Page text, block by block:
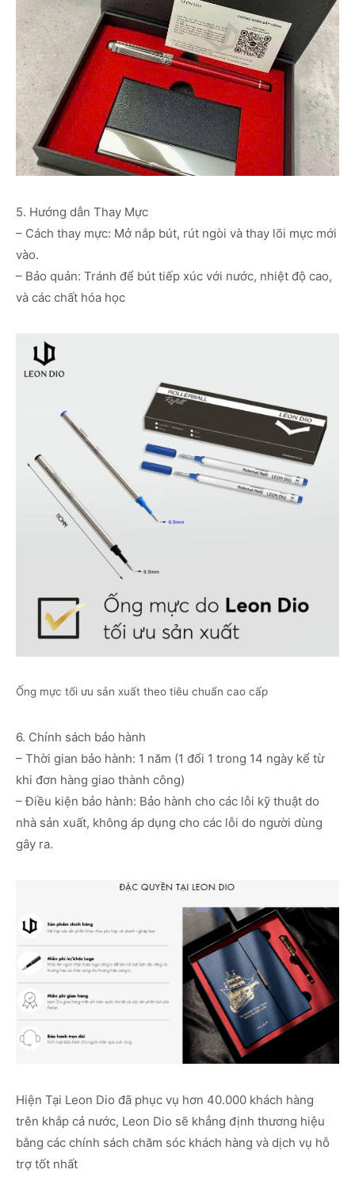
5. Hướng dẫn Thay Mực
– Cách thay mực: Mở nắp bút, rút ngòi và thay lõi mực mới
vào.
– Bảo quản: Tránh để bút tiếp xúc với nước, nhiệt độ cao,
và các chất hóa học
Ống mực tối ưu sản xuất theo tiêu chuẩn cao cấp
6. Chính sách bảo hành
– Thời gian bảo hành: 1 năm (1 đổi 1 trong 14 ngày kể từ
khi đơn hàng giao thành công)
– Điều kiện bảo hành: Bảo hành cho các lỗi kỹ thuật do
nhà sản xuất, không áp dụng cho các lỗi do người dùng
gây ra.
Hiện Tại Leon Dio đã phục vụ hơn 40.000 khách hàng
trên khắp cả nước, Leon Dio sẽ khẳng định thương hiệu
bằng các chính sách chăm sóc khách hàng và dịch vụ hỗ
trợ tốt nhất